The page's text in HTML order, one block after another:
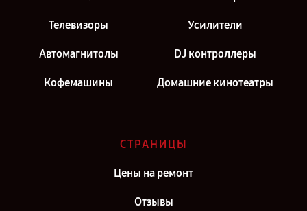
Телевизоры Усилители
Автомагнитолы DJ контроллеры
Кофемашины Домашние кинотеатры
СТРАНИЦЫ
Цены на ремонт
Отзывы